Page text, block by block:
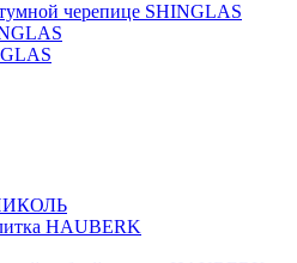
черепице SHINGLAS
HAUBERK